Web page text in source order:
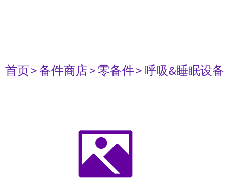
首页> 备件商店> 零备件> 呼吸&睡眠设备